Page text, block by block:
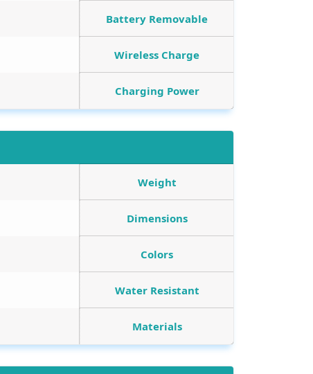
Battery Removable
Wireless Charge
Charging Power
Weight
Dimensions
Colors
Water Resistant
Materials